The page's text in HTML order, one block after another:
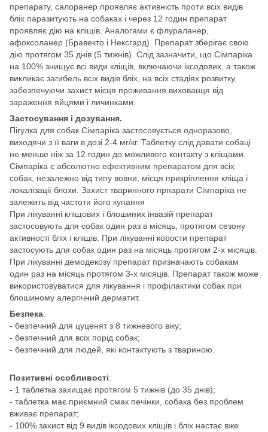
препарату, салоранер проявляє активність проти всіх видів
бліх паразитують на собаках і через 12 годин препарат
проявляє дію на кліщів. Аналогами є флураланер,
афоксоланер (Бравекто і Нексгард). Препарат зберігає свою
дію протягом 35 днів (5 тижнів). Слід зазначити, що Сімпаріка
на 100% знищує всі види кліщів, включаючи іксодових, а також
викликає загибель всіх видів бліх, на всіх стадіях розвитку,
забезпечуючи захист місця проживання вихованця від
зараження яйцями і личинками.
Застосування і дозування.
Пігулка для собак Сімпаріка застосовується одноразово,
виходячи з її ваги в дозі 2-4 мг/кг. Таблетку слід давати собаці
не менше ніж за 12 годин до можливого контакту з кліщами.
Сімпаріка є абсолютно ефективним препаратом для всіх
собак, незалежно від типу вовни, місця прикріплення кліща і
локалізації блохи. Захист тваринного прпарати Сімпаріка не
залежить від частоти його купання
При лікуванні кліщових і блошиних інвазій препарат
застосовують для собак один раз в місяць, протягом сезону
активності бліх і кліщів. При лікуванні корости препарат
застосують для собак один раз на місяць протягом 2-х місяців.
При лікуванні демодекозу препарат призначають собакам
один раз на місяць протягом 3-х місяців. Препарат також може
використовуватися для лікування і профілактики собак при
блошиному алергічний дерматит.
Безпека:
- безпечний для цуценят з 8 тижневого віку;
- безпечний для всіх порід собак;
- безпечний для людей, які контактують з твариною.
Позитивні особливості:
- 1 таблетка захищає протягом 5 тижнів (до 35 днів);
- таблетка має приємний смак печінки, собака без проблем
вживає препарат;
- 100% захист від 9 видів іксодових кліщів і бліх настає вже